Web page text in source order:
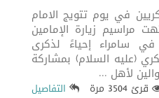
في يوم تتويج الامام
السلام) (1) إنتهت مراسيم زيارة الإمامين
في سامراء إحياءً لذكرى
(عليه السلام) بمشاركة
لأهل ...
قرئ 3504 مرة
التفاصيل